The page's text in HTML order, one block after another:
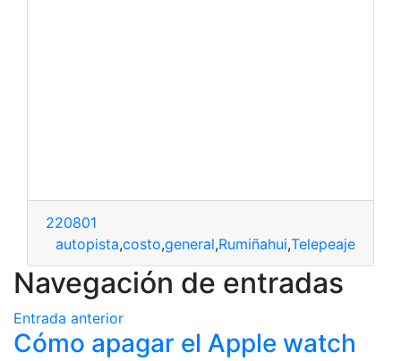
220801
autopista,costo,general,Rumiñahui,Telepeaje
Navegación de entradas
Entrada anterior
Cómo apagar el Apple watch